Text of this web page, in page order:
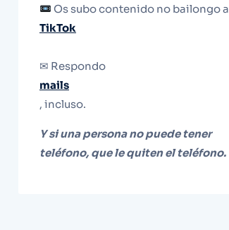
Os subo contenido no bailongo a
TikTok
✉ Respondo
mails
, incluso.
Y si una persona no puede tener
teléfono, que le quiten el teléfono.